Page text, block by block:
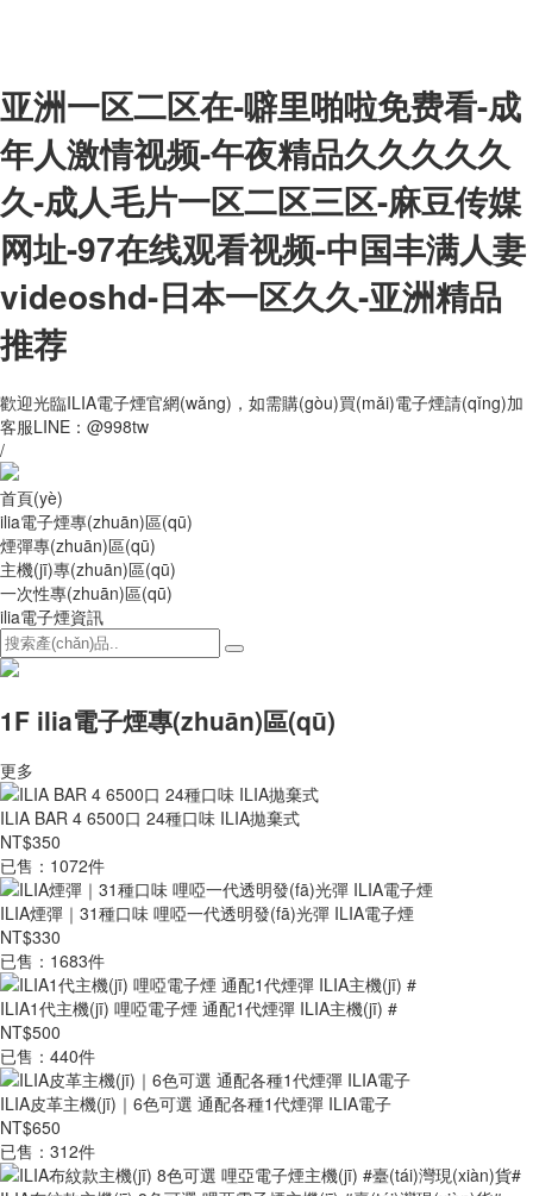
亚洲一区二区在-噼里啪啦免费看-成
年人激情视频-午夜精品久久久久久
久-成人毛片一区二区三区-麻豆传媒
网址-97在线观看视频-中国丰满人妻
videoshd-日本一区久久-亚洲精品
推荐
歡迎光臨ILIA電子煙官網(wǎng)，如需購(gòu)買(mǎi)電子煙請(qǐng)加
客服LINE：@998tw
/
首頁(yè)
ilia電子煙專(zhuān)區(qū)
煙彈專(zhuān)區(qū)
主機(jī)專(zhuān)區(qū)
一次性專(zhuān)區(qū)
ilia電子煙資訊
1F ilia電子煙專(zhuān)區(qū)
更多
ILIA BAR 4 6500口 24種口味 ILIA拋棄式
NT$350
已售：1072件
ILIA煙彈｜31種口味 哩啞一代透明發(fā)光彈 ILIA電子煙
NT$330
已售：1683件
ILIA1代主機(jī) 哩啞電子煙 通配1代煙彈 ILIA主機(jī) #
NT$500
已售：440件
ILIA皮革主機(jī)｜6色可選 通配各種1代煙彈 ILIA電子
NT$650
已售：312件